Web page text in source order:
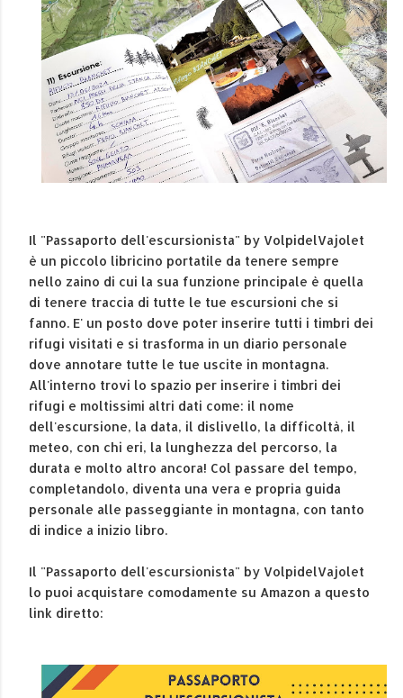
Il "Passaporto dell'escursionista" by VolpidelVajolet
è un piccolo libricino portatile da tenere sempre
nello zaino di cui la sua funzione principale è quella
di tenere traccia di tutte le tue escursioni che si
fanno. E' un posto dove poter inserire tutti i timbri dei
rifugi visitati e si trasforma in un diario personale
dove annotare tutte le tue uscite in montagna.
All'interno trovi lo spazio per inserire i timbri dei
rifugi e moltissimi altri dati come: il nome
dell'escursione, la data, il dislivello, la difficoltà, il
meteo, con chi eri, la lunghezza del percorso, la
durata e molto altro ancora! Col passare del tempo,
completandolo, diventa una vera e propria guida
personale alle passeggiante in montagna, con tanto
di indice a inizio libro.
Il "Passaporto dell'escursionista" by VolpidelVajolet
lo puoi acquistare comodamente su Amazon a questo
link diretto: